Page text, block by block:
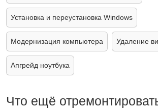
Установка и переустановка Windows
Модернизация компьютера Удаление
Апгрейд ноутбука
Что ещё